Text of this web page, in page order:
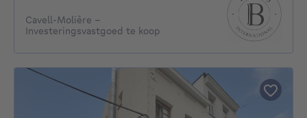
Cavell-Molière -
Investeringsvastgoed te koop